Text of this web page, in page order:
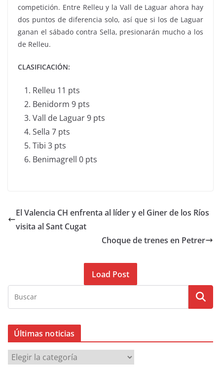
competición. Entre Relleu y la Vall de Laguar ahora hay
dos puntos de diferencia solo, así que si los de Laguar
ganan el sábado contra Sella, presionarán mucho a los
de Relleu.
CLASIFICACIÓN:
Relleu 11 pts
Benidorm 9 pts
Vall de Laguar 9 pts
Sella 7 pts
Tibi 3 pts
Benimagrell 0 pts
El Valencia CH enfrenta al líder y el Giner de los Ríos
visita al Sant Cugat
Choque de trenes en Petrer
Load Post
Últimas noticias
Ú